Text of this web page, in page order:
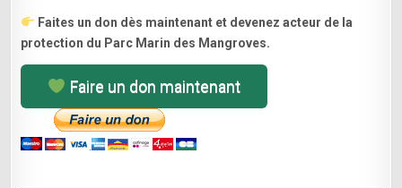
Faites un don dès maintenant et devenez acteur de la
protection du Parc Marin des Mangroves.
Faire un don maintenant